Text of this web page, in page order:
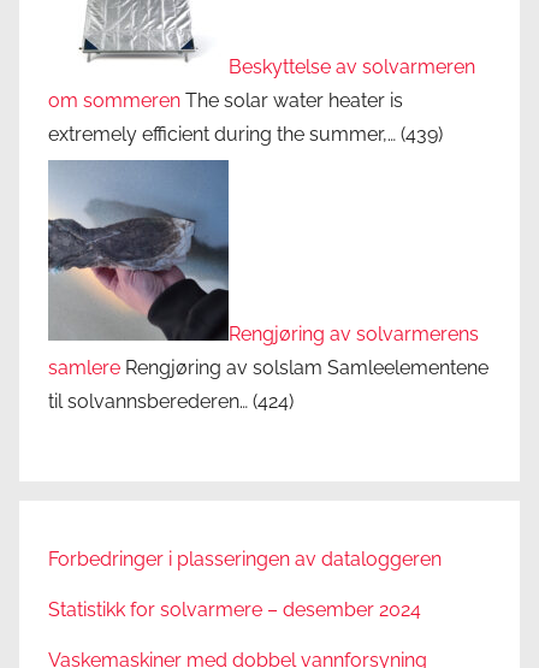
Beskyttelse av solvarmeren
om sommeren The solar water heater is
extremely efficient during the summer,… (439)
Rengjøring av solvarmerens
samlere Rengjøring av solslam Samleelementene
til solvannsberederen… (424)
Forbedringer i plasseringen av dataloggeren
Statistikk for solvarmere – desember 2024
Vaskemaskiner med dobbel vannforsyning